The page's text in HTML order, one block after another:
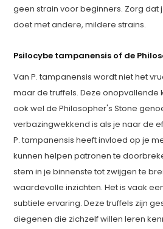
geen strain voor beginners. Zorg dat
doet met andere, mildere strains.
Psilocybe tampanensis of de
Van P. tampanensis wordt niet het
maar de truffels. Deze onopvallende
ook wel de Philosopher's Stone
verbazingwekkend is als je naar de
P. tampanensis heeft invloed op je
kunnen helpen patronen te
stem in je binnenste tot zwijgen te
waardevolle inzichten. Het is vaak
subtiele ervaring. Deze truffels zijn
diegenen die zichzelf willen leren